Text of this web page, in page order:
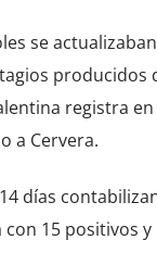
se
producidos
registra
a Cervera.
días
15 positivos